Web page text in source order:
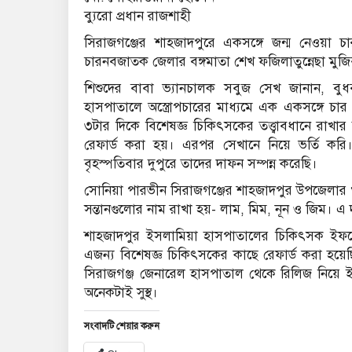
ব্যুরো প্রধান রাজশাহী
সিরাজগঞ্জের শাহজাদপুরে একসঙ্গে জন্ম
চারনবজাতক জেলার বঙ্গমাতা শেখ ফজিলাতুন্নেছা
শিশুদের বাবা ভ্যানচালক সবুজ সেখ জানান,
হাসপাতালে অস্ত্রোপচারের মাধ্যমে এক একসঙ্গে
৩টার দিকে বিশেষজ্ঞ চিকিৎসকের তত্ত্বাবধানে
রেফার্ড করা হয়। এরপর সেখানে নিয়ে ভর্তি
বৃহস্পতিবার দুপুরে তাদের দাফন সম্পন্ন করেছি।
সোনিয়া পারভীন সিরাজগঞ্জের শাহজাদপুর উপজেলার
সন্তানগুলোর নাম রাখা হয়- লাম, মিম, নূন ও জিম। এ
শাহজাদপুর ইসলামিয়া হাসপাতালের চিকিৎসক
এজন্য বিশেষজ্ঞ চিকিৎসকের কাছে রেফার্ড করা
সিরাজগঞ্জ জেনারেল হাসপাতাল থেকে রিলিজ নিয়ে
অনেকটাই সুস্থ।
সংবাদটি শেয়ার করুন